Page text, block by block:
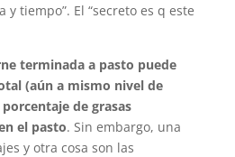
tiempo”. El “secreto es q este
terminada a pasto puede
(aún a mismo nivel de
de grasas
el pasto. Sin embargo, una
y otra cosa son las